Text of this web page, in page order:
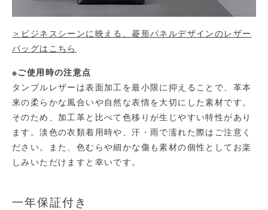
＞ビジネスシーンに映える、菱形パネルデザインのレザー
バッグはこちら
※ご使用時の注意点
タンブルレザーは表面加工を最小限に抑えることで、革本
来の柔らかな風合いや自然な表情を大切にした素材です。
そのため、加工革と比べて色移りが生じやすい特性があり
ます。淡色の衣類着用時や、汗・雨で濡れた際はご注意く
ださい。また、色むらや細かな傷も素材の個性としてお楽
しみいただけますと幸いです。
一年保証付き